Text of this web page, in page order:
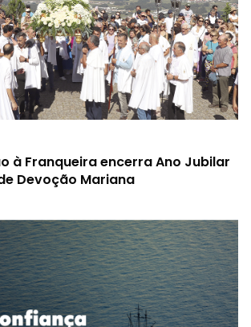
à Franqueira encerra Ano Jubilar
Devoção Mariana